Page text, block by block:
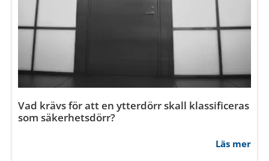
Vad krävs för att en ytterdörr skall klassificeras
som säkerhetsdörr?
Läs mer